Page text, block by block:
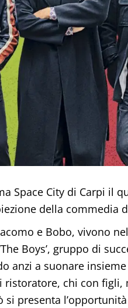
Space City di Carpi il
della commedia
e Bobo, vivono
Boys’, gruppo di
anzi a suonare
chi con
presenta